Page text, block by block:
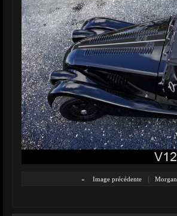
« Image précédente | Morgan